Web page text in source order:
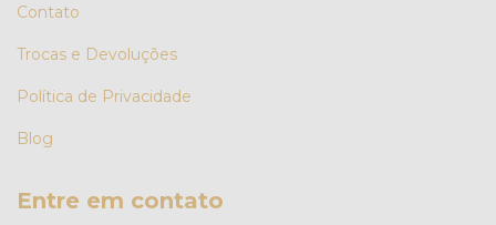
Contato
Trocas e Devoluções
Política de Privacidade
Blog
Entre em contato